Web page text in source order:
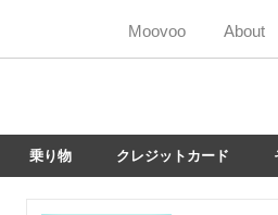
Moovoo About
乗り物 クレジットカード